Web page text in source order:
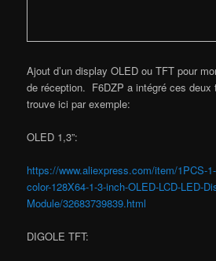
Ajout d’un display OLED ou TFT pour
de réception. F6DZP a intégré ces deux
trouve ici par exemple:
OLED 1,3”:
https://www.aliexpress.com/item/1PCS-
color-128X64-1-3-inch-OLED-LCD-LED-
Module/32683739839.html
DIGOLE TFT: